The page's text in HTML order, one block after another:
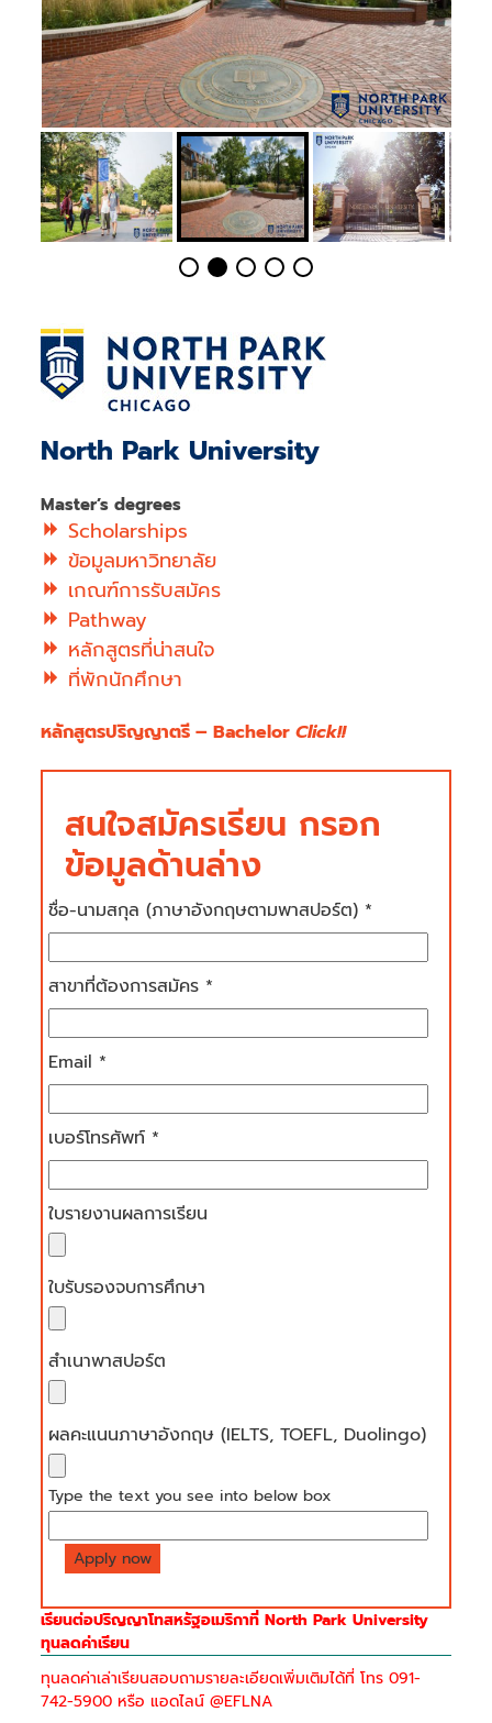
North Park University
Master’s degrees
Scholarships
ข้อมูลมหาวิทยาลัย
เกณฑ์การรับสมัคร
Pathway
หลักสูตรที่น่าสนใจ
ที่พักนักศึกษา
หลักสูตรปริญญาตรี – BachelorClick!!
สนใจสมัครเรียน กรอก
ข้อมูลด้านล่าง
ชื่อ-นามสกุล (ภาษาอังกฤษตามพาสปอร์ต) *
สาขาที่ต้องการสมัคร *
Email *
เบอร์โทรศัพท์ *
ใบรายงานผลการเรียน
ใบรับรองจบการศึกษา
สำเนาพาสปอร์ต
ผลคะแนนภาษาอังกฤษ (IELTS, TOEFL, Duolingo)
Type the text you see into below box
เรียนต่อปริญญาโทสหรัฐอเมริกาที่ North Park University
ทุนลดค่าเรียน
ทุนลดค่าเล่าเรียนสอบถามรายละเอียดเพิ่มเติมได้ที่ โทร 091-
742-5900 หรือ แอดไลน์ @EFLNA